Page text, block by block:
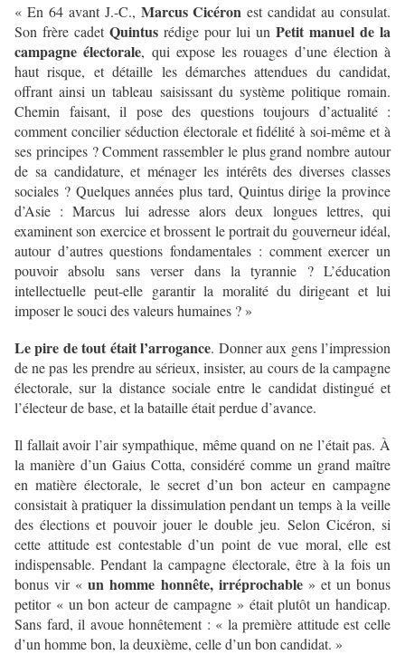
« En 64 avant J.-C., Marcus Cicéron est candidat au consulat.
Son frère cadet Quintus rédige pour lui un Petit manuel de la
campagne électorale, qui expose les rouages d’une élection à
haut risque, et détaille les démarches attendues du candidat,
offrant ainsi un tableau saisissant du système politique romain.
Chemin faisant, il pose des questions toujours d’actualité :
comment concilier séduction électorale et fidélité à soi-même et à
ses principes ? Comment rassembler le plus grand nombre autour
de sa candidature, et ménager les intérêts des diverses classes
sociales ? Quelques années plus tard, Quintus dirige la province
d’Asie : Marcus lui adresse alors deux longues lettres, qui
examinent son exercice et brossent le portrait du gouverneur idéal,
autour d’autres questions fondamentales : comment exercer un
pouvoir absolu sans verser dans la tyrannie ? L’éducation
intellectuelle peut-elle garantir la moralité du dirigeant et lui
imposer le souci des valeurs humaines ? »
Le pire de tout était l’arrogance. Donner aux gens l’impression
de ne pas les prendre au sérieux, insister, au cours de la campagne
électorale, sur la distance sociale entre le candidat distingué et
l’électeur de base, et la bataille était perdue d’avance.
Il fallait avoir l’air sympathique, même quand on ne l’était pas. À
la manière d’un Gaius Cotta, considéré comme un grand maître
en matière électorale, le secret d’un bon acteur en campagne
consistait à pratiquer la dissimulation pendant un temps à la veille
des élections et pouvoir jouer le double jeu. Selon Cicéron, si
cette attitude est contestable d’un point de vue moral, elle est
indispensable. Pendant la campagne électorale, être à la fois un
bonus vir «un homme honnête, irréprochable» et un bonus
petitor « un bon acteur de campagne » était plutôt un handicap.
Sans fard, il avoue honnêtement : « la première attitude est celle
d’un homme bon, la deuxième, celle d’un bon candidat. »